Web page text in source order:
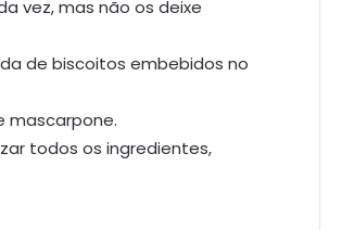
vez, mas não os deixe
de biscoitos embebidos no
mascarpone.
todos os ingredientes,